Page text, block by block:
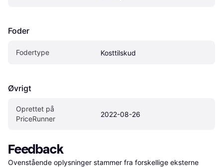
Foder
Fodertype Kosttilskud
Øvrigt
Oprettet på
PriceRunner
2022-08-26
Feedback
Ovenstående oplysninger stammer fra forskellige eksterne